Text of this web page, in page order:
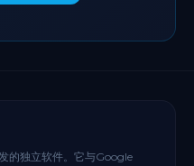
的独立软件。它与Google